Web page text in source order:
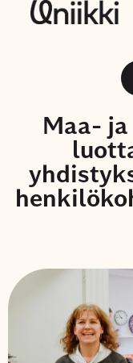
Maa-